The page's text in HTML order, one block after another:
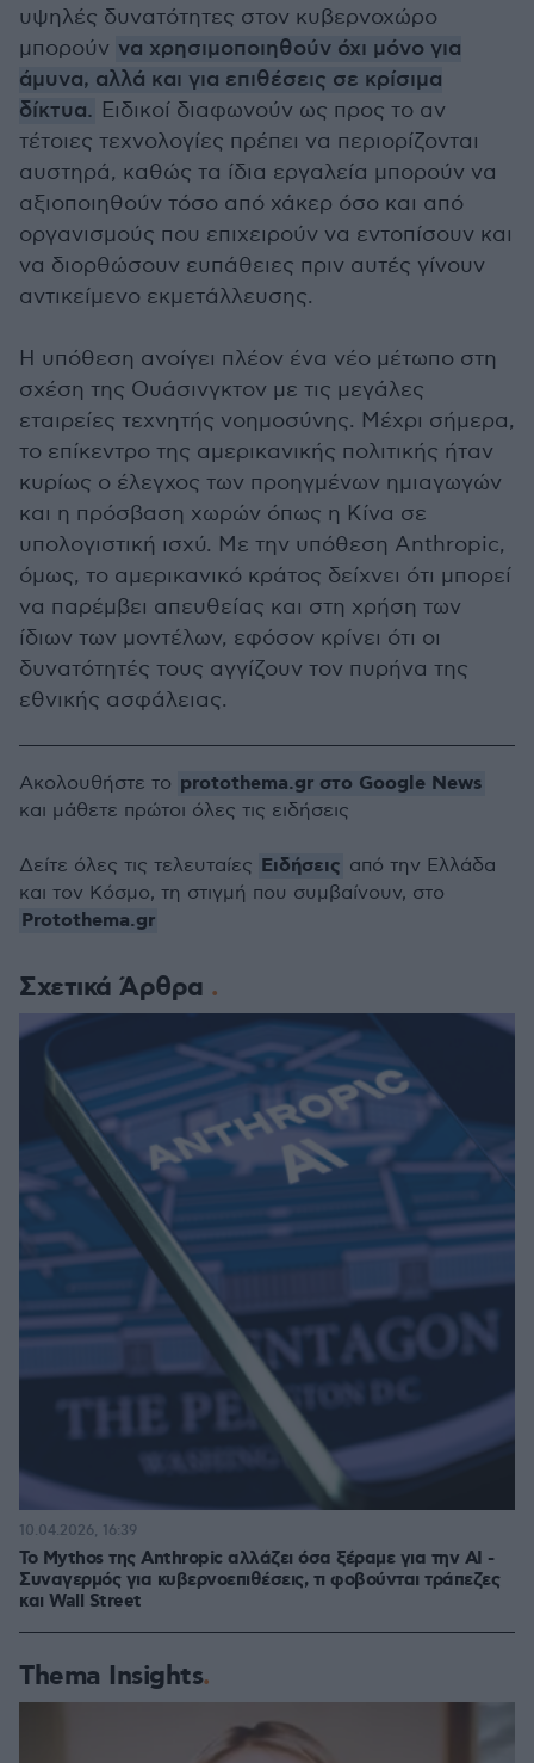
υψηλές δυνατότητες στον κυβερνοχώρο
μπορούν να χρησιμοποιηθούν όχι μόνο για
άμυνα, αλλά και για επιθέσεις σε κρίσιμα
δίκτυα. Ειδικοί διαφωνούν ως προς το αν
τέτοιες τεχνολογίες πρέπει να περιορίζονται
αυστηρά, καθώς τα ίδια εργαλεία μπορούν να
αξιοποιηθούν τόσο από χάκερ όσο και από
οργανισμούς που επιχειρούν να εντοπίσουν και
να διορθώσουν ευπάθειες πριν αυτές γίνουν
αντικείμενο εκμετάλλευσης.
Η υπόθεση ανοίγει πλέον ένα νέο μέτωπο στη
σχέση της Ουάσινγκτον με τις μεγάλες
εταιρείες τεχνητής νοημοσύνης. Μέχρι σήμερα,
το επίκεντρο της αμερικανικής πολιτικής ήταν
κυρίως ο έλεγχος των προηγμένων ημιαγωγών
και η πρόσβαση χωρών όπως η Κίνα σε
υπολογιστική ισχύ. Με την υπόθεση Anthropic,
όμως, το αμερικανικό κράτος δείχνει ότι μπορεί
να παρέμβει απευθείας και στη χρήση των
ίδιων των μοντέλων, εφόσον κρίνει ότι οι
δυνατότητές τους αγγίζουν τον πυρήνα της
εθνικής ασφάλειας.
Σχετικά Άρθρα
Το Mythos της Anthropic αλλάζει όσα ξέραμε για την ΑΙ -
Συναγερμός για κυβερνοεπιθέσεις, τι φοβούνται τράπεζες
και Wall Street
10.04.2026, 16:39
Thema Insights
Ακολουθήστε το protothema.gr στο Google News
και μάθετε πρώτοι όλες τις ειδήσεις
Δείτε όλες τις τελευταίες Ειδήσεις από την Ελλάδα
και τον Κόσμο, τη στιγμή που συμβαίνουν, στο
Protothema.gr